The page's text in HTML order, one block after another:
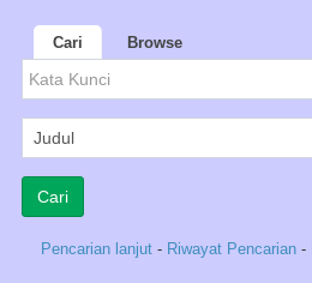
Cari Browse
Pencarian lanjut - Riwayat Pencarian -